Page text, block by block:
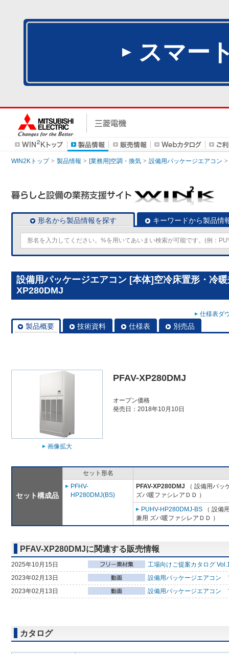
スマー
WIN2Kトップ 製品情報 [業務用]空調・換気 設備用パッケージエアコン
形名から製品情報を探す キーワードから製品情
設備用パッケージエアコン [本体]空冷床置形・冷
XP280DMJ
仕様表ダ
製品概要 技術資料 仕様表 別売品
画像拡大
PFAV-XP280DMJ
オープン価格
発売日：2018年10月10日
セット構成品
セット形名
PFHV-
HP280DMJ(BS)
PFAV-XP280DMJ （ 設備用パッ
ズバ暖ファシレアＤＤ ）
PUHV-HP280DMJ-BS （ 設備
兼用 ズバ暖ファシレアＤＤ ）
PFAV-XP280DMJに関連する販売情報
2025年10月15日
工場向けご提案カタログ
2023年02月13日
設備用パッケージエアコン
2023年02月13日
設備用パッケージエアコ
カタログ